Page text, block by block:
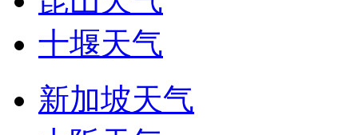
十堰天气
新加坡天气